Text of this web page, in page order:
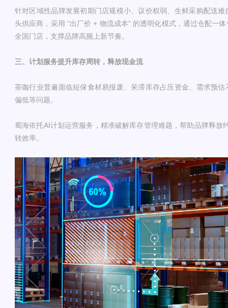
针对区域性品牌发展初期门店规模小、议价权弱、生鲜采购配送
头供应商，采用 “出厂价 + 物流成本” 的透明化模式，通过仓配一
全国门店，支撑品牌高频上新节奏。
三、计划服务提升库存周转，释放现金流
茶咖行业普遍面临短保食材易报废、呆滞库存占压资金、需求预
偏低等问题。
蜀海依托AI计划运营服务，精准破解库存管理难题，帮助品牌释放
转效率。